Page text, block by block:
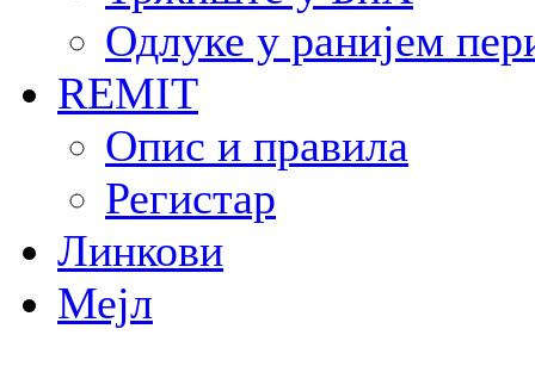
Одлуке у ранијем
REMIT
Опис и правила
Регистар
Линкови
Мејл